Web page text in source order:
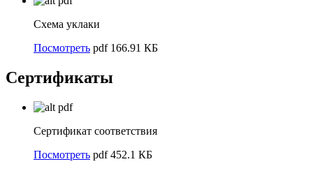
Схема уклаки
Посмотреть pdf 166.91 КБ
Сертификаты
pdf
Сертификат соответствия
Посмотреть pdf 452.1 КБ